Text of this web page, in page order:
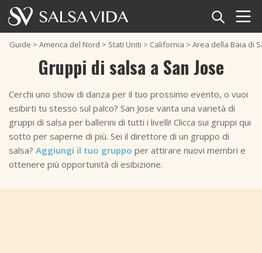
Home
Notizie
Articoli
Video
Guide > America del Nord > Stati Uniti > California > Area della Baia di
Gruppi di salsa a San Jose
Cerchi uno show di danza per il tuo prossimo evento, o vuoi
esibirti tu stesso sul palco? San Jose vanta una varietà di
gruppi di salsa per ballerini di tutti i livelli! Clicca sui gruppi qui
sotto per saperne di più. Sei il direttore di un gruppo di
salsa? Aggiungi il tuo gruppo per attirare nuovi membri e
ottenere più opportunità di esibizione.